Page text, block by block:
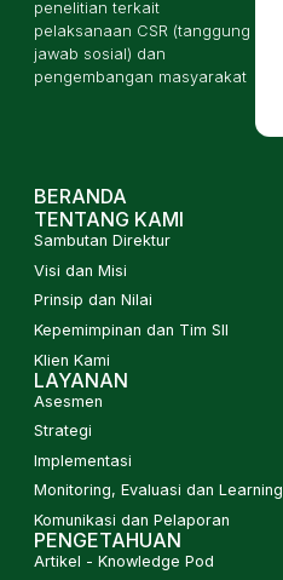
penelitian terkait
pelaksanaan CSR (tanggung
jawab sosial) dan
pengembangan masyarakat
BERANDA
TENTANG KAMI
Sambutan Direktur
Visi dan Misi
Prinsip dan Nilai
Kepemimpinan dan Tim SII
Klien Kami
LAYANAN
Asesmen
Strategi
Implementasi
Monitoring, Evaluasi dan Learning
Komunikasi dan Pelaporan
PENGETAHUAN
Artikel - Knowledge Pod